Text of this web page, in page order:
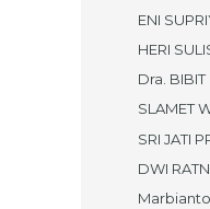
ENI
HERI
Dra. BIBIT
SLAMET
SRI JATI
DWI